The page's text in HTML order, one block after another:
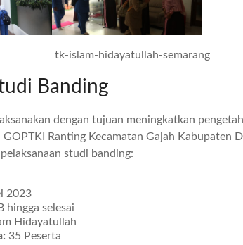
Banding
dengan tujuan meningkatkan
GOPTKI Ranting Kecamatan Gajah Kabupaten
studi banding:
2023
hingga selesai
Hidayatullah
35 Peserta